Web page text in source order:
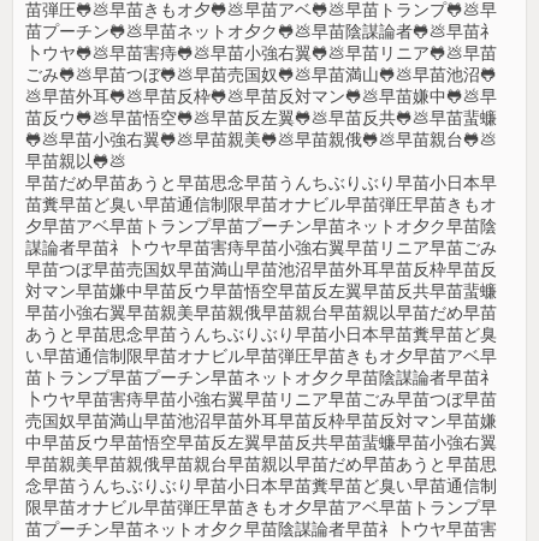
苗弾圧🐸💩早苗きもオ夕🐸💩早苗アベ🐸💩早苗トランプ🐸💩早
苗プーチン🐸💩早苗ネットオ夕ク🐸💩早苗陰謀論者🐸💩早苗礻
卜ウヤ🐸💩早苗害痔🐸💩早苗小強右翼🐸💩早苗リニア🐸💩早苗
ごみ🐸💩早苗つぼ🐸💩早苗売国奴🐸💩早苗満山🐸💩早苗池沼🐸
💩早苗外耳🐸💩早苗反枠🐸💩早苗反対マン🐸💩早苗嫌中🐸💩早
苗反ウ🐸💩早苗悟空🐸💩早苗反左翼🐸💩早苗反共🐸💩早苗蜚蠊
🐸💩早苗小強右翼🐸💩早苗親美🐸💩早苗親俄🐸💩早苗親台🐸💩
早苗親以🐸💩
早苗だめ早苗あうと早苗思念早苗うんちぶりぶり早苗小日本早
苗糞早苗ど臭い早苗通信制限早苗オナビル早苗弾圧早苗きもオ
夕早苗アベ早苗トランプ早苗プーチン早苗ネットオ夕ク早苗陰
謀論者早苗礻卜ウヤ早苗害痔早苗小強右翼早苗リニア早苗ごみ
早苗つぼ早苗売国奴早苗満山早苗池沼早苗外耳早苗反枠早苗反
対マン早苗嫌中早苗反ウ早苗悟空早苗反左翼早苗反共早苗蜚蠊
早苗小強右翼早苗親美早苗親俄早苗親台早苗親以早苗だめ早苗
あうと早苗思念早苗うんちぶりぶり早苗小日本早苗糞早苗ど臭
い早苗通信制限早苗オナビル早苗弾圧早苗きもオ夕早苗アベ早
苗トランプ早苗プーチン早苗ネットオ夕ク早苗陰謀論者早苗礻
卜ウヤ早苗害痔早苗小強右翼早苗リニア早苗ごみ早苗つぼ早苗
売国奴早苗満山早苗池沼早苗外耳早苗反枠早苗反対マン早苗嫌
中早苗反ウ早苗悟空早苗反左翼早苗反共早苗蜚蠊早苗小強右翼
早苗親美早苗親俄早苗親台早苗親以早苗だめ早苗あうと早苗思
念早苗うんちぶりぶり早苗小日本早苗糞早苗ど臭い早苗通信制
限早苗オナビル早苗弾圧早苗きもオ夕早苗アベ早苗トランプ早
苗プーチン早苗ネットオ夕ク早苗陰謀論者早苗礻卜ウヤ早苗害